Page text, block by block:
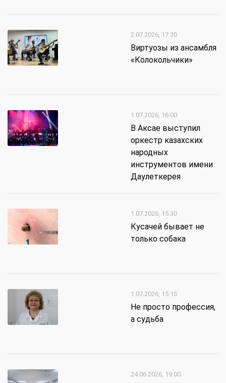
2.07.2026, 17:30
Виртуозы из ансамбля
«Колокольчики»
1.07.2026, 16:00
В Аксае выступил
оркестр казахских
народных
инструментов имени
Даулеткерея
1.07.2026, 15:30
Кусачей бывает не
только собака
1.07.2026, 15:15
Не просто профессия,
а судьба
24.06.2026, 19:00